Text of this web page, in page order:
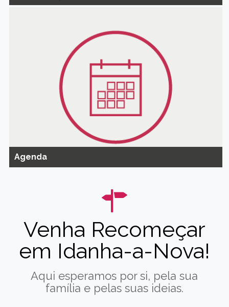
Agenda
Venha Recomeçar
em Idanha-a-Nova!
Aqui esperamos por si, pela sua
família e pelas suas ideias.